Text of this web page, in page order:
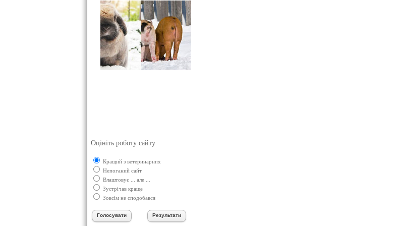
Оцініть роботу сайту
Кращий з ветеринарних
Непоганий сайт
Влаштовує ... але ...
Зустрічав краще
Зовсім не сподобався